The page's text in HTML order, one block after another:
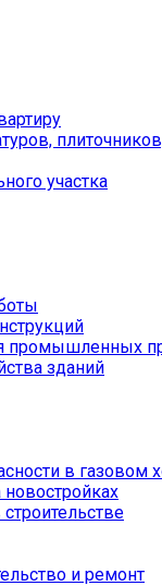
участка
промышленных
зданий
в газовом
и ремонт